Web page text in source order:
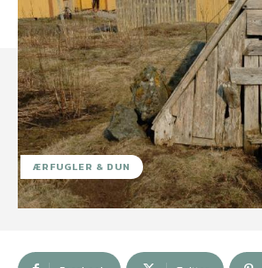
ÆRFUGLER & DUN